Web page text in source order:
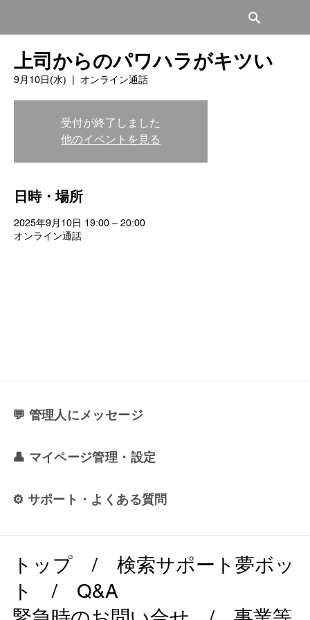
上司からのパワハラがキツい
9月10日(水) オンライン通話
受付が終了しました
他のイベントを見る
日時・場所
2025年9月10日 19:00 – 20:00
オンライン通話
💬 管理人にメッセージ
👤 マイページ管理・設定
⚙️ サポート・よくある質問
トップ/ 検索サポート夢ボッ
ト
/ Q&A